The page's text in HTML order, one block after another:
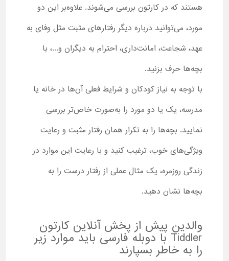
هستند که در کارتون بررسی می‌شوند. علاوه‌بر این دو
مورد، می‌توانید درباره دیگر رفتارهای مثبت مثل وفای به‌
عهد، شجاعت، امانت‌داری، احترام به دیگران و...، با
بچه‌ها حرف بزنید.
با توجه به نیاز کودکان و شرایط فعلی آن‌ها در خانه یا
مدرسه، یک یا دو مورد را به‌صورت خاص‌تر بررسی
نمایید. بچه‌ها را به تکرار همان رفتار مثبت و رعایت
ویژگی‌های خوب، ترغیب کنید و با رعایت این موارد در
زندگی روزمره، یک مثال عملی از رفتار درست را به
بچه‌ها نشان دهید.
والدین پیش از پخش آنلاین کارتون
Tiddler با دوبله فارسی باید موارد زیر
را به خاطر بسپارند